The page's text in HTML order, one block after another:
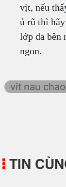
vịt, nếu
ủ rũ thì
lớp da bên
ngon.
vit nau chao
TIN